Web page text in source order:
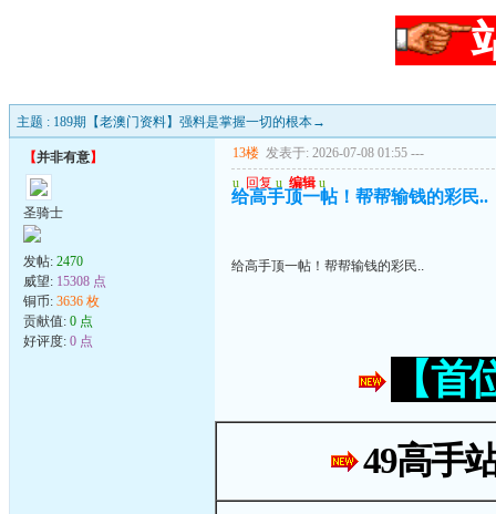
主题 : 189期【老澳门资料】强料是掌握一切的根本→
【并非有意】
圣骑士
发帖: 2470
威望: 15308 点
铜币: 3636 枚
贡献值: 0 点
好评度: 0 点
13楼 发表于: 2026-07-08 01:55 ---
u 回复 u 编辑 u
给高手顶一帖！帮帮输钱的彩民..
给高手顶一帖！帮帮输钱的彩民..
【
49高手